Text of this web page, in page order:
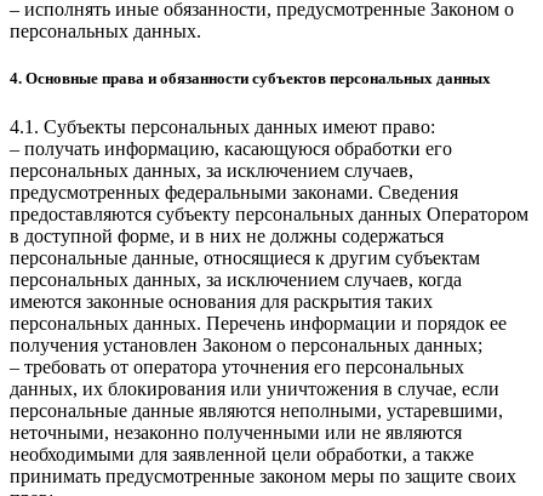
– исполнять иные обязанности, предусмотренные Законом о
персональных данных.
4. Основные права и обязанности субъектов персональных данных
4.1. Субъекты персональных данных имеют право:
– получать информацию, касающуюся обработки его
персональных данных, за исключением случаев,
предусмотренных федеральными законами. Сведения
предоставляются субъекту персональных данных Оператором
в доступной форме, и в них не должны содержаться
персональные данные, относящиеся к другим субъектам
персональных данных, за исключением случаев, когда
имеются законные основания для раскрытия таких
персональных данных. Перечень информации и порядок ее
получения установлен Законом о персональных данных;
– требовать от оператора уточнения его персональных
данных, их блокирования или уничтожения в случае, если
персональные данные являются неполными, устаревшими,
неточными, незаконно полученными или не являются
необходимыми для заявленной цели обработки, а также
принимать предусмотренные законом меры по защите своих